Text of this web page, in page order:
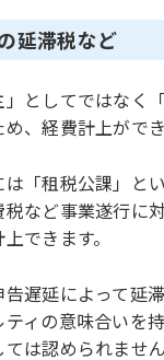
延滞税など
としてではなく
、経費計上ができ
「租税公課」と
など事業遂行に
できます。
遅延によって延
ィの意味合いを
は認められません